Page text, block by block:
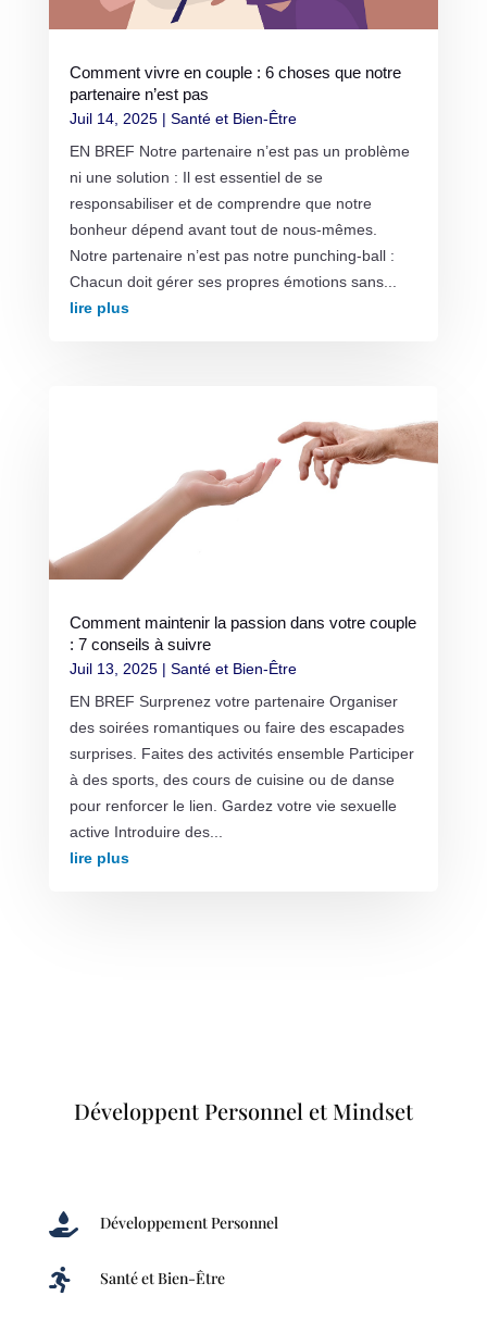
Comment vivre en couple : 6 choses que notre
partenaire n’est pas
Juil 14, 2025| Santé et Bien-Être
EN BREF Notre partenaire n’est pas un problème
ni une solution : Il est essentiel de se
responsabiliser et de comprendre que notre
bonheur dépend avant tout de nous-mêmes.
Notre partenaire n’est pas notre punching-ball :
Chacun doit gérer ses propres émotions sans...
lire plus
Comment maintenir la passion dans votre couple
: 7 conseils à suivre
Juil 13, 2025| Santé et Bien-Être
EN BREF Surprenez votre partenaire Organiser
des soirées romantiques ou faire des escapades
surprises. Faites des activités ensemble Participer
à des sports, des cours de cuisine ou de danse
pour renforcer le lien. Gardez votre vie sexuelle
active Introduire des...
lire plus
Développent Personnel et Mindset
 Développement Personnel
 Santé et Bien-Être